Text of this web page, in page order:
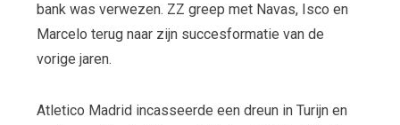
bank was verwezen. ZZ greep met Navas, Isco en
Marcelo terug naar zijn succesformatie van de
vorige jaren.
Atletico Madrid incasseerde een dreun in Turijn en